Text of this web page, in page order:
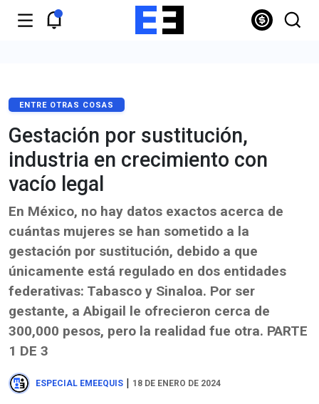
ENTRE OTRAS COSAS
Gestación por sustitución,
industria en crecimiento con
vacío legal
En México, no hay datos exactos acerca de
cuántas mujeres se han sometido a la
gestación por sustitución, debido a que
únicamente está regulado en dos entidades
federativas: Tabasco y Sinaloa. Por ser
gestante, a Abigail le ofrecieron cerca de
300,000 pesos, pero la realidad fue otra. PARTE
1 DE 3
ESPECIAL EMEEQUIS | 18 DE ENERO DE 2024